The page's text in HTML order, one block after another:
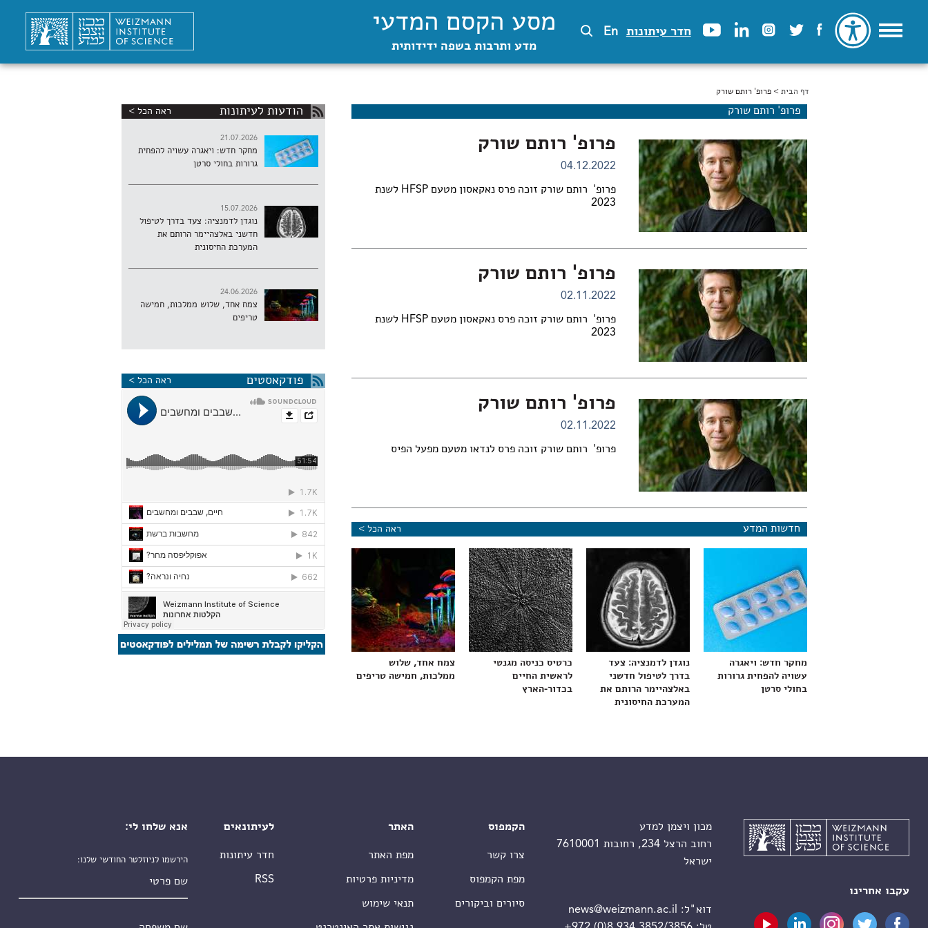
חדר עיתונות En מסע הקסם המדעי
מדע ותרבות בשפה ידידותית
הינך נמצא כאן
דף הבית > פרופ' רותם שורק
פרופ' רותם שורק
פרופ' רותם שורק
04.12.2022
פרופ' רותם שורק זוכה פרס נאקאסון מטעם HFSP לשנת
2023
פרופ' רותם שורק
02.11.2022
פרופ' רותם שורק זוכה פרס נאקאסון מטעם HFSP לשנת
2023
פרופ' רותם שורק
02.11.2022
פרופ' רותם שורק זוכה פרס לנדאו מטעם מפעל הפיס
חדשות המדע ראה הכל >
מחקר חדש: ויאגרה
עשויה להפחית גרורות
בחולי סרטן
נוגדן לדמנציה: צעד
בדרך לטיפול חדשני
באלצהיימר הרותם את
המערכת החיסונית
כרטיס כניסה מגנטי
לראשית החיים
בכדור-הארץ
צמח אחד, שלוש
ממלכות, חמישה טריפים
הודעות לעיתונות ראה הכל >
21.07.2026
מחקר חדש: ויאגרה עשויה להפחית
גרורות בחולי סרטן
15.07.2026
נוגדן לדמנציה: צעד בדרך לטיפול
חדשני באלצהיימר הרותם את
המערכת החיסונית
24.06.2026
צמח אחד, שלוש ממלכות, חמישה
טריפים
פודקאסטים ראה הכל >
עקבו אחרינו
מכון ויצמן למדע
רחוב הרצל 234, רחובות 7610001
ישראל
דוא"ל:
news@weizmann.ac.il
הקמפוס
צרו קשר
מפת הקמפוס
סיורים וביקורים
האתר
מפת האתר
מדיניות פרטיות
תנאי שימוש
לעיתונאים
חדר עיתונות
RSS
אנא שלחו לי:
הירשמו לניוזלטר החודשי שלנו: